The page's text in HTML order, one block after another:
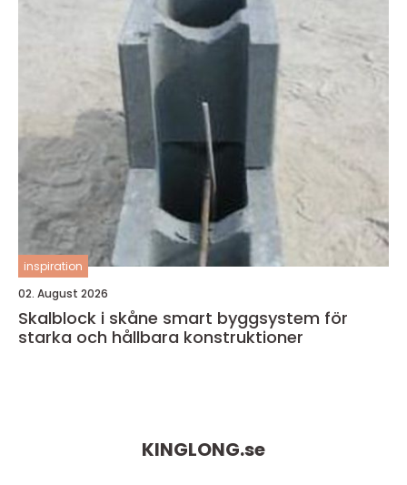
inspiration
02. August 2026
Skalblock i skåne smart byggsystem för
starka och hållbara konstruktioner
KINGLONG.se